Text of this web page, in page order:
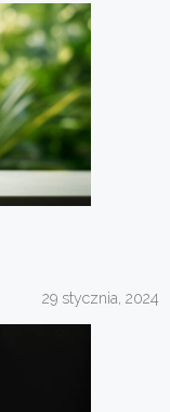
29 stycznia, 2024